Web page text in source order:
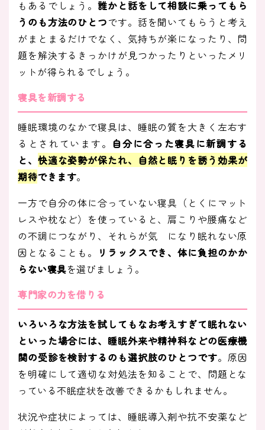
もあるでしょう。誰かと話をして相談に乗ってもら
うのも方法のひとつです。話を聞いてもらうと考え
がまとまるだけでなく、気持ちが楽になったり、問
題を解決するきっかけが見つかったりといったメリ
ットが得られるでしょう。
寝具を新調する
睡眠環境のなかで寝具は、睡眠の質を大きく左右す
るとされています。 自分に合った寝具に新調する
と、 快適な姿勢が保たれ、自然と眠りを誘う効果が
期待できます。
一方で自分の体に合っていない寝具（とくにマット
レスや枕など）を使っていると、肩こりや腰痛など
の不調につながり、それらが気 になり眠れない原
因となることも。
リラックスでき、体に負担のかか
らない寝具を選びましょう。
専門家の力を借りる
いろいろな方法を試してもなお考えすぎて眠れない
といった場合には、睡眠外来や精神科などの医療機
関の受診を検討するのも選択肢のひとつです。原因
を明確にして適切な対処法を知ることで、問題とな
っている不眠症状を改善できるかもしれません。
状況や症状によっては、睡眠導入剤や抗不安薬など